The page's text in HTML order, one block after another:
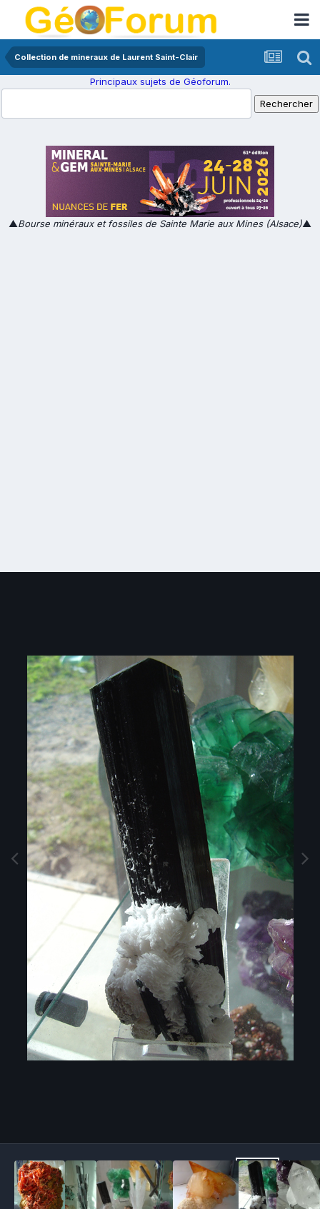
Collection de mineraux de Laurent Saint-Clair
Principaux sujets de Géoforum.
▲Bourse minéraux et fossiles de Sainte Marie aux Mines (Alsace)▲